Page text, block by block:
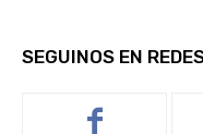
SEGUINOS EN